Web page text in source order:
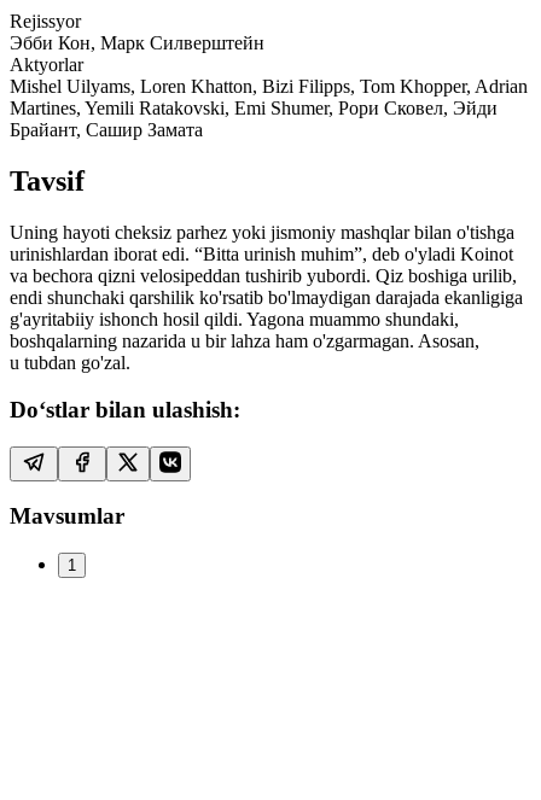
Rejissyor
Эбби Кон, Марк Силверштейн
Aktyorlar
Mishel Uilyams, Loren Khatton, Bizi Filipps, Tom Khopper, Adrian
Martines, Yemili Ratakovski, Emi Shumer, Рори Сковел, Эйди
Брайант, Сашир Замата
Tavsif
Uning hayoti cheksiz parhez yoki jismoniy mashqlar bilan o'tishga
urinishlardan iborat edi. “Bitta urinish muhim”, deb o'yladi Koinot
va bechora qizni velosipeddan tushirib yubordi. Qiz boshiga urilib,
endi shunchaki qarshilik ko'rsatib bo'lmaydigan darajada ekanligiga
g'ayritabiiy ishonch hosil qildi. Yagona muammo shundaki,
boshqalarning nazarida u bir lahza ham o'zgarmagan. Asosan,
u tubdan go'zal.
Do‘stlar bilan ulashish:
Mavsumlar
1